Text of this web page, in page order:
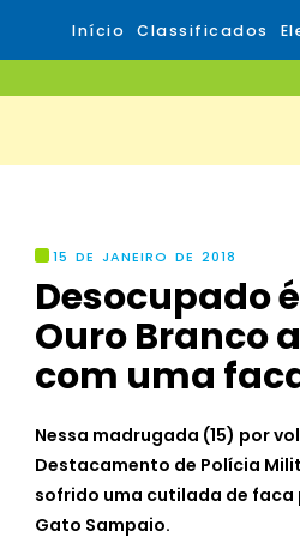
Início Classificados
15 DE JANEIRO DE 2018
Desocupado
Ouro Branco
com uma
Nessa madrugada (15) por
Destacamento de Polícia
sofrido uma cutilada de faca
Gato Sampaio.